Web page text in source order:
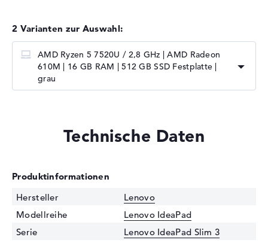
2 Varianten zur Auswahl:
AMD Ryzen 5 7520U / 2,8 GHz | AMD Radeon
610M | 16 GB RAM | 512 GB SSD Festplatte |
grau
Technische Daten
Produktinformationen
Hersteller
Lenovo
Modellreihe
Lenovo IdeaPad
Serie
Lenovo IdeaPad Slim 3